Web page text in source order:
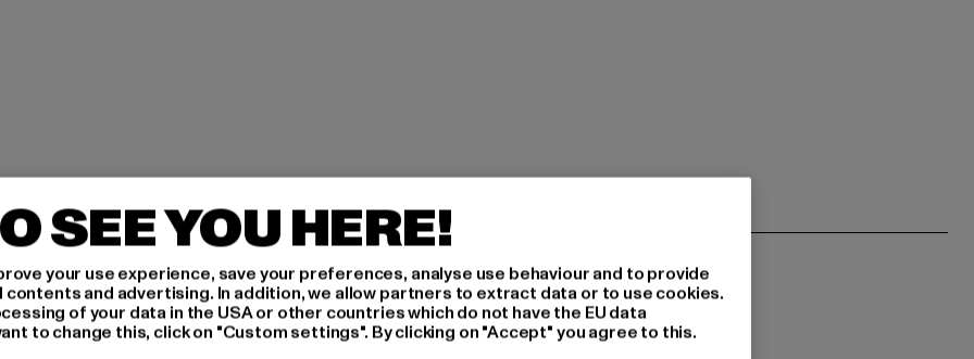
SEE YOU HERE!
your use experience, save your preferences, analyse use behaviour and to provide
and advertising. In addition, we allow partners to extract data or to use cookies.
of your data in the USA or other countries which do not have the EU data
to change this, click on "Custom settings". By clicking on "Accept" you agree to this.